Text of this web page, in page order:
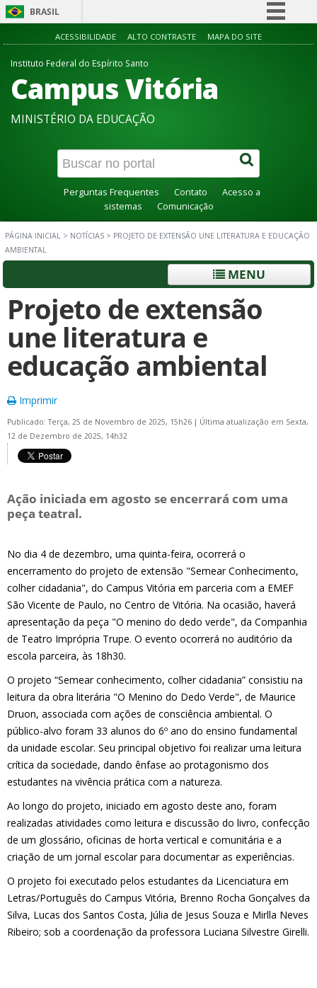
BRASIL
Simplifique!
Acesso à informação
Canais
ACESSIBILIDADE ALTO CONTRASTE MAPA DO SITE
Instituto Federal do Espírito Santo
Campus Vitória
MINISTÉRIO DA EDUCAÇÃO
Perguntas Frequentes Contato
Acesso a
sistemas
Comunicação
PÁGINA INICIAL > NOTÍCIAS > PROJETO DE EXTENSÃO UNE LITERATURA E EDUCAÇÃO
AMBIENTAL
MENU
Projeto de extensão
une literatura e
educação ambiental
Imprimir
Publicado: Terça, 25 de Novembro de 2025, 15h26 | Última atualização em Sexta,
12 de Dezembro de 2025, 14h32
Ação iniciada em agosto se encerrará com uma
peça teatral.
No dia 4 de dezembro, uma quinta-feira, ocorrerá o
encerramento do projeto de extensão "Semear Conhecimento,
colher cidadania", do Campus Vitória em parceria com a EMEF
São Vicente de Paulo, no Centro de Vitória. Na ocasião, haverá
apresentação da peça "O menino do dedo verde", da Companhia
de Teatro Imprópria Trupe. O evento ocorrerá no auditório da
escola parceira, às 18h30.
O projeto “Semear conhecimento, colher cidadania” consistiu na
leitura da obra literária "O Menino do Dedo Verde", de Maurice
Druon, associada com ações de consciência ambiental. O
público-alvo foram 33 alunos do 6º ano do ensino fundamental
da unidade escolar. Seu principal objetivo foi realizar uma leitura
crítica da sociedade, dando ênfase ao protagonismo dos
estudantes na vivência prática com a natureza.
Ao longo do projeto, iniciado em agosto deste ano, foram
realizadas atividades como leitura e discussão do livro, confecção
de um glossário, oficinas de horta vertical e comunitária e a
criação de um jornal escolar para documentar as experiências.
O projeto foi executado pelos estudantes da Licenciatura em
Letras/Português do Campus Vitória, Brenno Rocha Gonçalves da
Silva, Lucas dos Santos Costa, Júlia de Jesus Souza e Mirlla Neves
Ribeiro; sob a coordenação da professora Luciana Silvestre Girelli.